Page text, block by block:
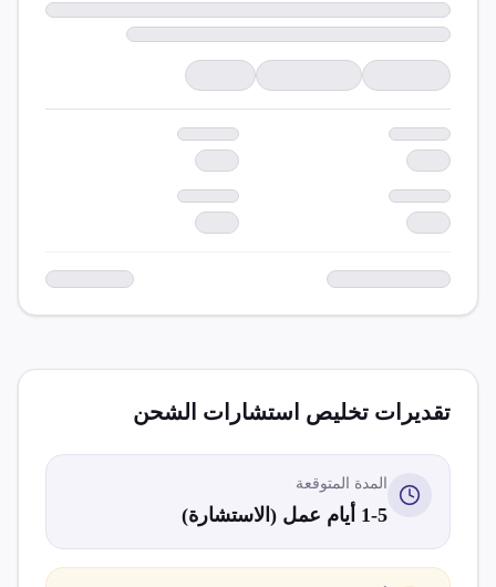
تقديرات تخليص استشارات الشحن
المدة المتوقعة
1-5 أيام عمل (الاستشارة)